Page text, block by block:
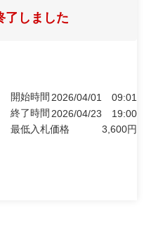
了しました
開始時間 2026/04/01
09:01
終了時間 2026/04/23
19:00
最低入札価格
3,600円